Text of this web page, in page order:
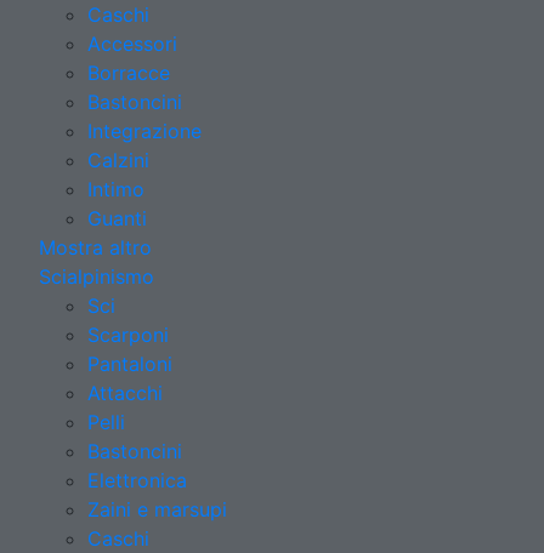
Caschi
Accessori
Borracce
Bastoncini
Integrazione
Calzini
Intimo
Guanti
Mostra altro
Scialpinismo
Sci
Scarponi
Pantaloni
Attacchi
Pelli
Bastoncini
Elettronica
Zaini e marsupi
Caschi